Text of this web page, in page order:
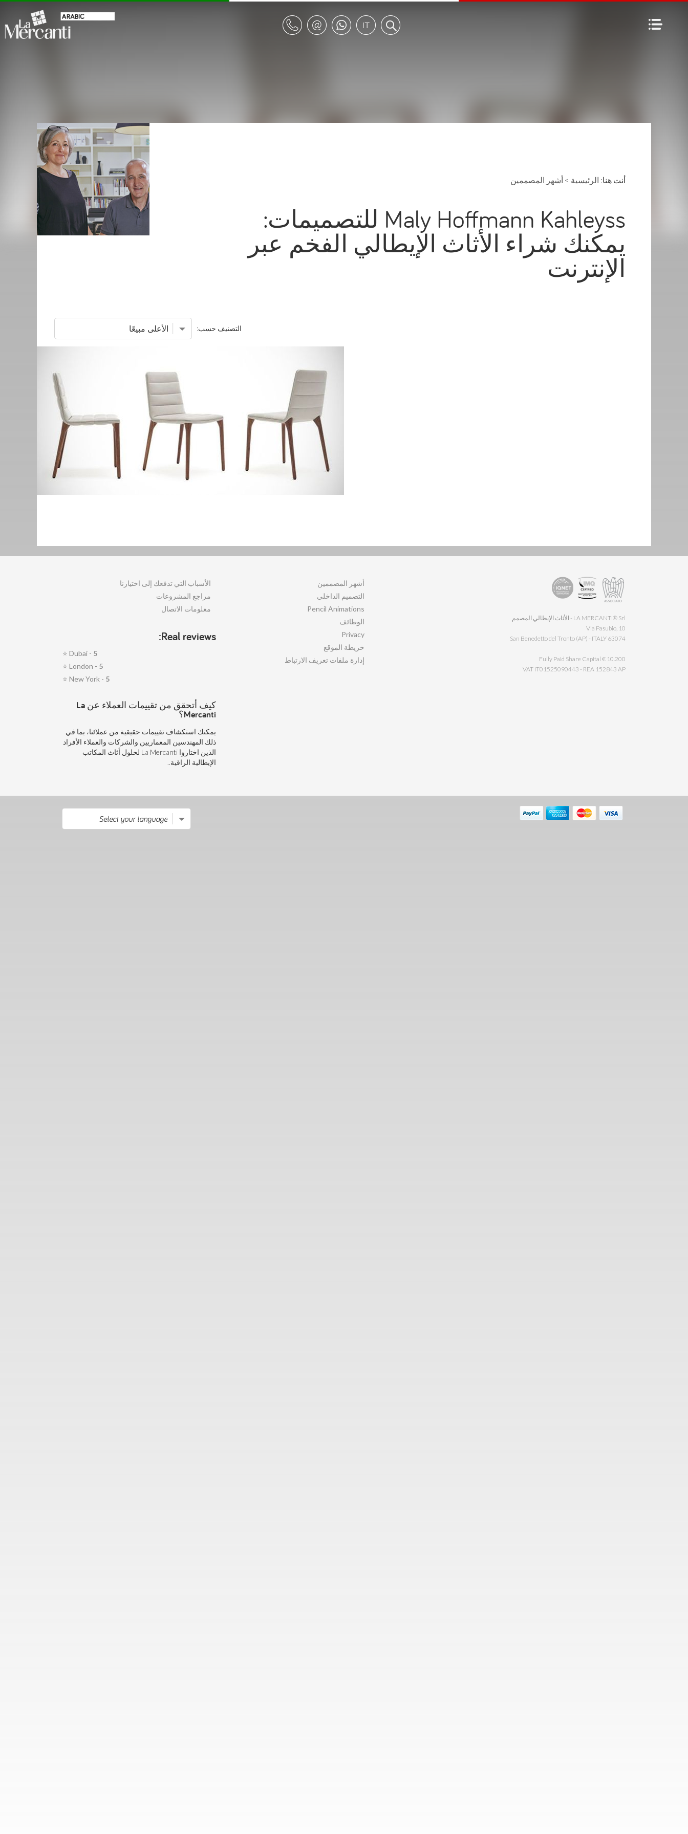
أنت هنا: الرئيسية > أشهر المصممين
Maly Hoffmann Kahleyss للتصميمات:
يمكنك شراء الأثاث الإيطالي الفخم عبر
الإنترنت
التصنيف حسب:
الأسباب التي تدفعك إلى اختيارنا
مراجع المشروعات
معلومات الاتصال
Real reviews:
Dubai - 5
⭐
London - 5
⭐
New York - 5
⭐
كيف أتحقق من تقييمات العملاء عن La
Mercanti؟
يمكنك استكشاف تقييمات حقيقية من عملائنا، بما في
ذلك المهندسين المعماريين والشركات والعملاء الأفراد
الذين اختاروا La Mercanti لحلول أثاث المكاتب
الإيطالية الراقية..
أشهر المصممين
التصميم الداخلي
Pencil Animations
الوظائف
Privacy
خريطة الموقع
إدارة ملفات تعريف الارتباط
LA MERCANTI® Srl - الأثاث الإيطالي المصمم
Via Pasubio, 10
63074 San Benedetto del Tronto (AP) - ITALY
Fully Paid Share Capital € 10.200
VAT IT01525090443 - REA 152843 AP